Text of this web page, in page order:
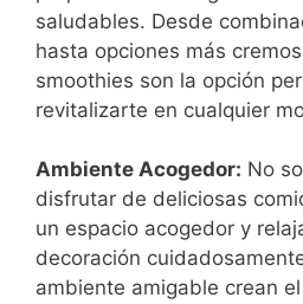
saludables. Desde
hasta opciones más
smoothies son la opción
revitalizarte en cualquier
Ambiente Acogedor: No
disfrutar de deliciosas
un espacio acogedor y
decoración
ambiente amigable crean